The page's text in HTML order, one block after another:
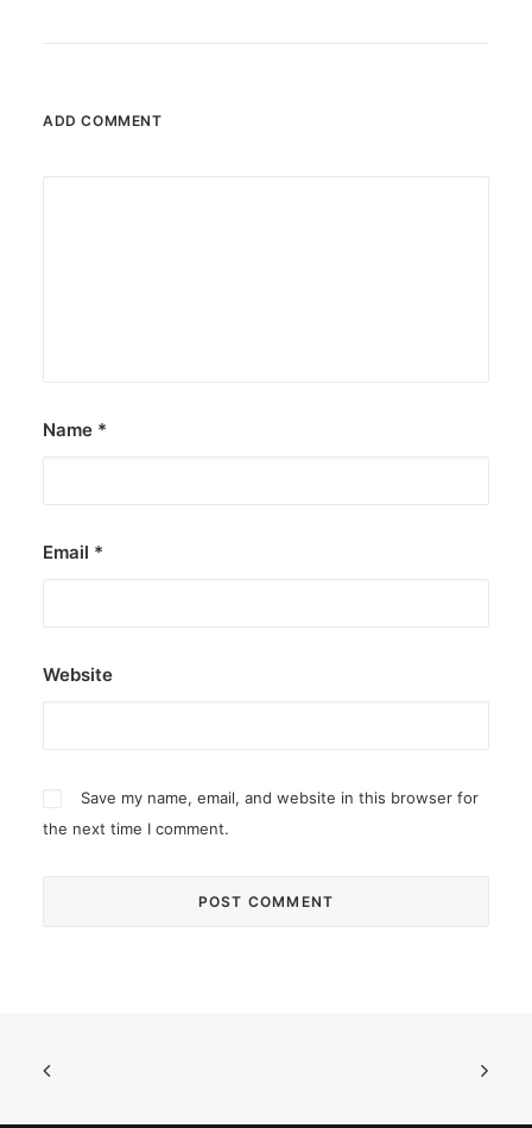
ADD COMMENT
Name *
Email *
Website
Save my name, email, and website in this browser for
the next time I comment.